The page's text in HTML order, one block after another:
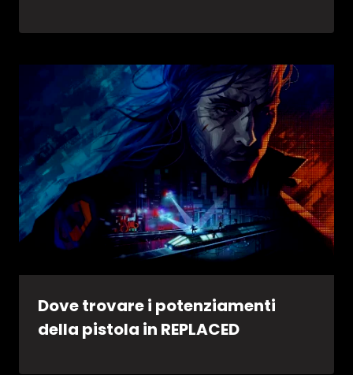
Dove trovare i potenziamenti
della pistola in REPLACED